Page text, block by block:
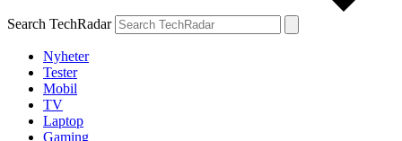
Search TechRadar
Nyheter
Tester
Mobil
TV
Laptop
Gaming